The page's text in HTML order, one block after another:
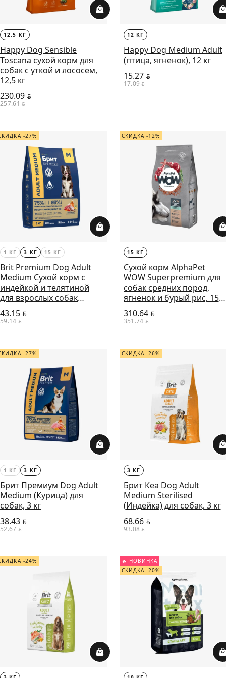
12.5 КГ
Happy Dog Sensible
Toscana сухой корм для
собак с уткой и лососем,
12,5 кг
230.09 BYN
257.61 BYN
12 КГ
Happy Dog Medium Adult
(птица, ягненок), 12 кг
15.27BYN
17.09 BYN
-27%
1 КГ 3 КГ 15 КГ
Brit Premium Dog Adult
Medium Сухой корм с
индейкой и телятиной
для взрослых собак
средних пород, 3 кг
43.15 BYN
59.14 BYN
СКИДКА -12%
15 КГ
Сухой корм AlphaPet
WOW Superpremium для
собак средних пород,
ягненок и бурый рис, 15
кг
310.64BYN
351.74 BYN
-27%
1 КГ 3 КГ
Брит Премиум Dog Adult
Medium (Курица) для
собак, 3 кг
38.43 BYN
52.67 BYN
СКИДКА -26%
3 КГ
Брит Кеа Dog Adult
Medium Sterilised
(Индейка) для собак, 3 кг
68.66BYN
93.08 BYN
-24%
🔥 НОВИНКА
СКИДКА -20%